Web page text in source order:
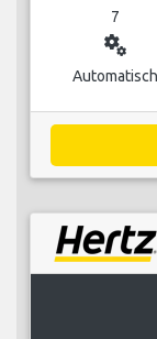
7
miscellaneous_services
Automatisch